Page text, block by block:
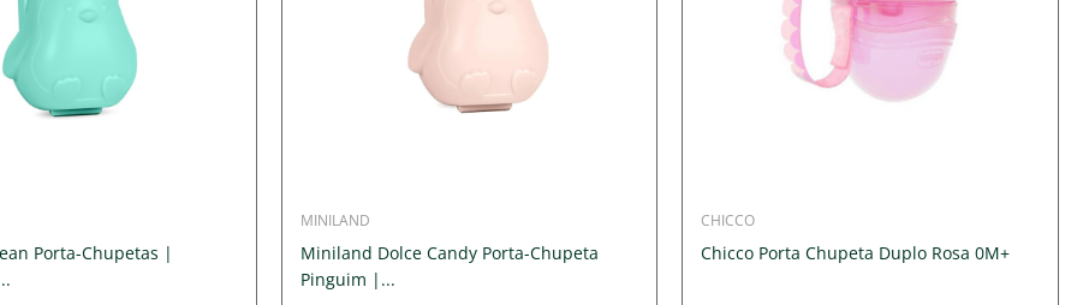
Porta-Chupetas |
MINILAND
Miniland Dolce Candy Porta-Chupeta
Pinguim |...
CHICCO
Chicco Porta Chupeta Duplo Rosa 0M+